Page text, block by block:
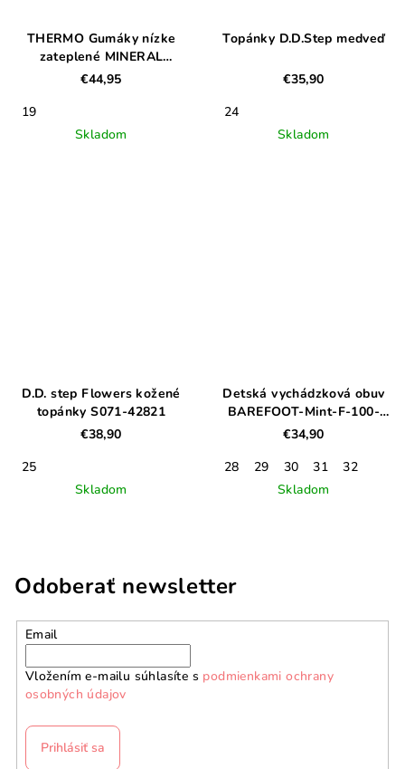
THERMO Gumáky nízke
zateplené MINERAL
YELLOW
€44,95
19
Skladom
Topánky D.D.Step medveď
€35,90
24
Skladom
D.D. step Flowers kožené
topánky S071-42821
€38,90
25
Skladom
Detská vychádzková obuv
BAREFOOT-Mint-F-100-
61859BL
€34,90
28
29 30 31
32
Skladom
Odoberať newsletter
Email
Vložením e-mailu súhlasíte s podmienkami ochrany
osobných údajov
Prihlásiť sa